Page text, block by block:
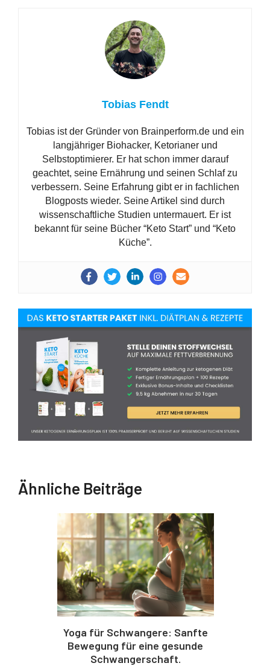
Tobias Fendt
Tobias ist der Gründer von Brainperform.de und ein
langjähriger Biohacker, Ketorianer und
Selbstoptimierer. Er hat schon immer darauf
geachtet, seine Ernährung und seinen Schlaf zu
verbessern. Seine Erfahrung gibt er in fachlichen
Blogposts wieder. Seine Artikel sind durch
wissenschaftliche Studien untermauert. Er ist
bekannt für seine Bücher “Keto Start” und “Keto
Küche”.
Ähnliche Beiträge
Yoga für Schwangere: Sanfte
Bewegung für eine gesunde
Schwangerschaft.